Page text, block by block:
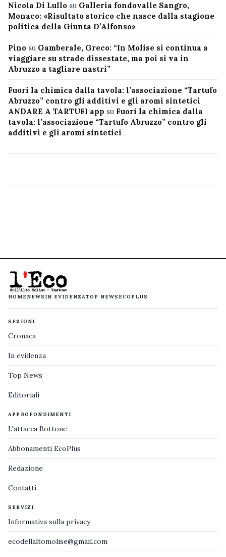
Nicola Di Lullo su Galleria fondovalle Sangro,
Monaco: «Risultato storico che nasce dalla stagione
politica della Giunta D’Alfonso»
Pino su Gamberale, Greco: “In Molise si continua a
viaggiare su strade dissestate, ma poi si va in
Abruzzo a tagliare nastri”
Fuori la chimica dalla tavola: l’associazione “Tartufo
Abruzzo” contro gli additivi e gli aromi sintetici
ANDARE A TARTUFI app su Fuori la chimica dalla
tavola: l’associazione “Tartufo Abruzzo” contro gli
additivi e gli aromi sintetici
HOMENEWS IN EVIDENZATOP NEWS ECOPLUS
SEZIONI
Cronaca
In evidenza
Top News
Editoriali
APPROFONDIMENTI
L'attacca Bottone
Abbonamenti EcoPlus
Redazione
Contatti
SERVIZI
Informativa sulla privacy
ecodellaltomolise@gmail.com